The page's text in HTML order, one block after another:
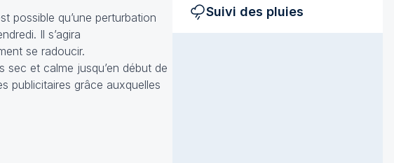
possible qu’une perturbation
Il s’agira
se radoucir.
et calme jusqu’en début de
publicitaires grâce auxquelles
Suivi des pluies